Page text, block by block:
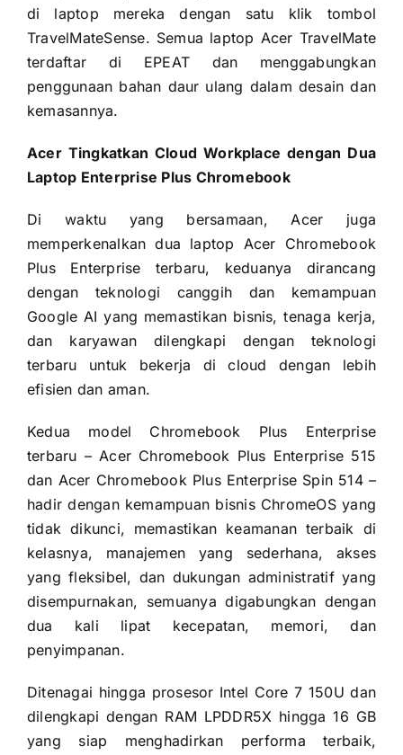
di laptop mereka dengan satu klik tombol
TravelMateSense. Semua laptop Acer TravelMate
terdaftar di EPEAT dan menggabungkan
penggunaan bahan daur ulang dalam desain dan
kemasannya.
Acer Tingkatkan Cloud Workplace dengan Dua
Laptop Enterprise Plus Chromebook
Di waktu yang bersamaan, Acer juga
memperkenalkan dua laptop Acer Chromebook
Plus Enterprise terbaru, keduanya dirancang
dengan teknologi canggih dan kemampuan
Google AI yang memastikan bisnis, tenaga kerja,
dan karyawan dilengkapi dengan teknologi
terbaru untuk bekerja di cloud dengan lebih
efisien dan aman.
Kedua model Chromebook Plus Enterprise
terbaru – Acer Chromebook Plus Enterprise 515
dan Acer Chromebook Plus Enterprise Spin 514 –
hadir dengan kemampuan bisnis ChromeOS yang
tidak dikunci, memastikan keamanan terbaik di
kelasnya, manajemen yang sederhana, akses
yang fleksibel, dan dukungan administratif yang
disempurnakan, semuanya digabungkan dengan
dua kali lipat kecepatan, memori, dan
penyimpanan.
Ditenagai hingga prosesor Intel Core 7 150U dan
dilengkapi dengan RAM LPDDR5X hingga 16 GB
yang siap menghadirkan performa terbaik,